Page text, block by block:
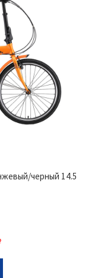
черный 14.5